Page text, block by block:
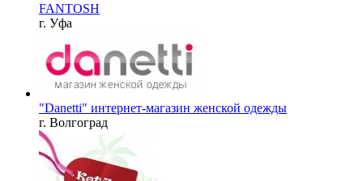
FANTOSH
г. Уфа
"Danetti" интернет-магазин женской одежды
г. Волгоград